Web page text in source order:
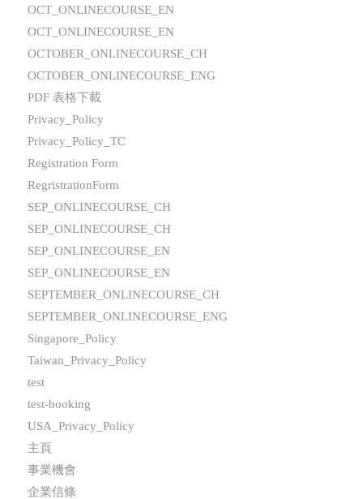
OCT_ONLINECOURSE_EN
OCT_ONLINECOURSE_EN
OCTOBER_ONLINECOURSE_CH
OCTOBER_ONLINECOURSE_ENG
PDF 表格下載
Privacy_Policy
Privacy_Policy_TC
Registration Form
RegristrationForm
SEP_ONLINECOURSE_CH
SEP_ONLINECOURSE_CH
SEP_ONLINECOURSE_EN
SEP_ONLINECOURSE_EN
SEPTEMBER_ONLINECOURSE_CH
SEPTEMBER_ONLINECOURSE_ENG
Singapore_Policy
Taiwan_Privacy_Policy
test
test-booking
USA_Privacy_Policy
主頁
事業機會
企業信條